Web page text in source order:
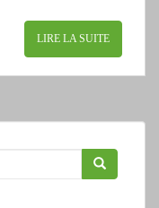
LIRE LA SUITE